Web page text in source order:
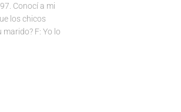
Conocí a mi
los chicos
F: Yo lo